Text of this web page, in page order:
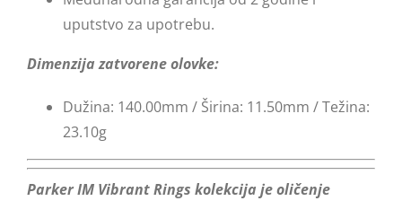
uputstvo za upotrebu.
Dimenzija zatvorene olovke:
Dužina: 140.00mm / Širina: 11.50mm / Težina:
23.10g
Parker IM Vibrant Rings kolekcija je oličenje